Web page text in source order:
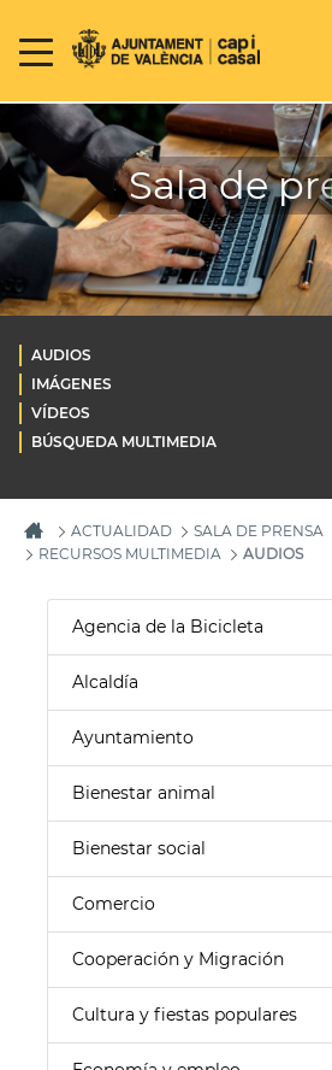
Sala de
AUDIOS
IMÁGENES
VÍDEOS
BÚSQUEDA MULTIMEDIA
ACTUALIDAD
SALA DE PRENSA
RECURSOS MULTIMEDIA
AUDIOS
Agencia de la Bicicleta
Alcaldía
Ayuntamiento
Bienestar animal
Bienestar social
Comercio
Cooperación y Migración
Cultura y fiestas populares